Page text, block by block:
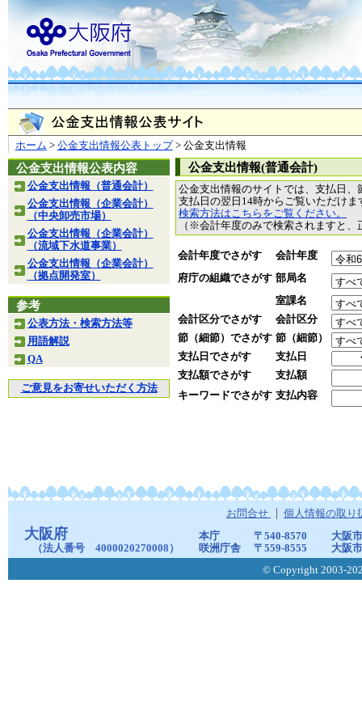
ホーム > 公金支出情報公表トップ> 公金支出情報
公金支出情報公表内容
公金支出情報（普通会計）
公金支出情報（企業会計）
（中央卸売市場）
公金支出情報（企業会計）
（流域下水道事業）
公金支出情報（企業会計）
（拠点開発室）
参考
公表方法・検索方法等
用語解説
QA
ご意見をお寄せいただく方法
公金支出情報(普通会計)
公金支出情報のサイトでは、支払日
支払日の翌日14時からご覧いただけ
検索方法はこちらをご覧ください。
（※会計年度のみで検索されますと
会計年度でさがす
会計年度
府庁の組織でさがす 部局名
室課名
会計区分でさがす
会計区分
節（細節）でさがす 節（細節）
支払日でさがす
支払日
支払額でさがす
支払額
キーワードでさがす 支払内容
お問合せ 個人情報の取り
大阪府
（法人番号 4000020270008）
本庁 〒540-8570
大阪
咲洲庁舎
〒559-8555
大阪
© Copyright 2003-